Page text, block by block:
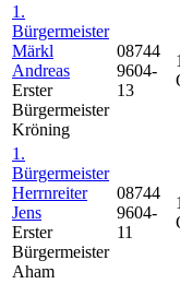
1.
Bürgermeister
Märkl
Andreas
Erster
Bürgermeister
Kröning
08744
9604-
13
1.
Bürgermeister
Herrnreiter
Jens
Erster
Bürgermeister
Aham
08744
9604-
11